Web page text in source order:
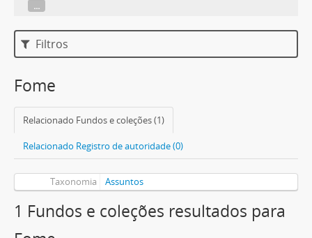
...
Filtros
Fome
Relacionado Fundos e coleções (1)
Relacionado Registro de autoridade (0)
Taxonomia Assuntos
1 Fundos e coleções resultados para